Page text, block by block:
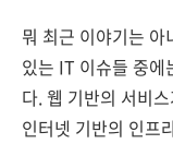
뭐 최근 이야기는
있는 IT 이슈들 중에
다. 웹 기반의 서비
인터넷 기반의 인프